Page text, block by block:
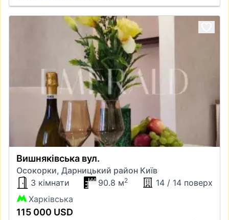
Вишняківська вул.
Осокорки, Дарницький район Київ
3 кімнати
90.8 м2
14 / 14 поверх
Харківська
115 000 USD